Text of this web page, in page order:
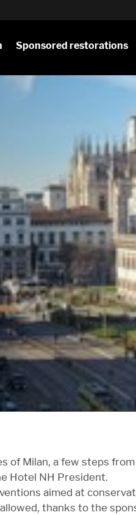
Sponsored restorations
of Milan, a few steps
Hotel NH President.
aimed at
thanks to the